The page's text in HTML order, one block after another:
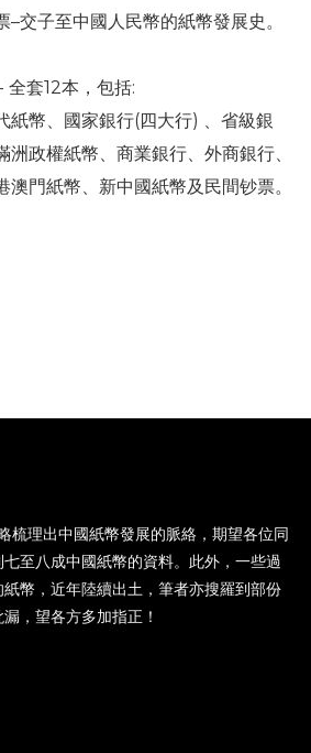
交子至中國人民幣的紙幣發展史。
全套12本，包括:
紙幣、國家銀行(四大行) 、省級銀
政權紙幣、商業銀行、外商銀行、
門紙幣、新中國紙幣及民間钞票。
梳理出中國紙幣發展的脈絡，期望各位同
至八成中國紙幣的資料。此外，一些過
幣，近年陸續出土，筆者亦搜羅到部份
，望各方多加指正！